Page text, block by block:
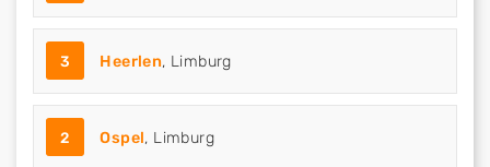
3 Heerlen, Limburg
2 Ospel, Limburg